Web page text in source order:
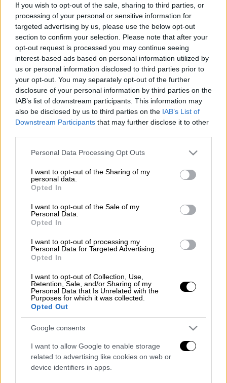
If you wish to opt-out of the sale, sharing to third parties, or
processing of your personal or sensitive information for
targeted advertising by us, please use the below opt-out
section to confirm your selection. Please note that after your
opt-out request is processed you may continue seeing
interest-based ads based on personal information utilized by
us or personal information disclosed to third parties prior to
your opt-out. You may separately opt-out of the further
disclosure of your personal information by third parties on the
IAB’s list of downstream participants. This information may
also be disclosed by us to third parties on the IAB’s List of
Downstream Participants that may further disclose it to other
Please note that this website/app uses one or more Google
not limited to your visit or usage behaviour. You may click to
grant or deny consent to Google and its third-party tags to
use your data for below specified purposes in below Google
consent section.
Personal Data Processing Opt Outs
I want to opt-out of the Sharing of my
personal data.
Opted In
I want to opt-out of the Sale of my
Personal Data.
Opted In
I want to opt-out of processing my
Personal Data for Targeted Advertising.
Opted In
I want to opt-out of Collection, Use,
Retention, Sale, and/or Sharing of my
Personal Data that Is Unrelated with the
Purposes for which it was collected.
Opted Out
Google consents
I want to allow Google to enable storage
related to advertising like cookies on web or
device identifiers in apps.
Από την Πόλη του Φωτός, το Ονειρικό
Παρίσι, ο γιος τουJoe Dassin, Julien, για
πρώτη φορά στο Αττικό Φως, στο φως που
έζησε και λάτρεψεο παππούς του Jules
Dassin σύζυγος της Μελίνας Μερκούρη, και
αγάπησε ο πατέρας του Joe.
ΔΙΑΒΑΣΤΕ ΕΠΙΣΗΣ
Μουσική|03.02.2025 10:15
O Ροντ Στιούαρτ έδωσε το παρόν
στις μεγάλες συναυλίες για τις
φωτιές στο Λος Άντζελες
Ο Julien Dassin, την Παρασκευή 25 Απριλίου,
Θέατρο Παλλάς
ιστορία του πατέρα του, μέσα από μία
παράσταση με τα τραγούδια που
ατμόσφαιρα του τέλους του προηγούμενου
αιώνα, τα τραγούδια του Joe Dassin.
O σπουδαίος, διεθνούς φήμης έλληνας
δημιουργός και σολίστ του πιάνου
Στέφανος
Κορκολής, θα τιμήσει τον Dassin μ' ένα
μουσικό καλωσόρισμα.